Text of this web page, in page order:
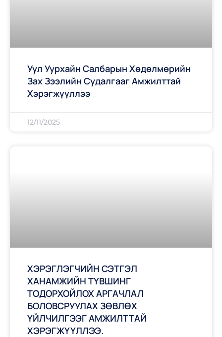
Уул Уурхайн Салбарын Хөдөлмөрийн
Зах Зээлийн Судалгааг Амжилттай
Хэрэгжүүллээ
12/11/2025
ХЭРЭГЛЭГЧИЙН СЭТГЭЛ
ХАНАМЖИЙН ТҮВШИНГ
ТОДОРХОЙЛОХ АРГАЧЛАЛ
БОЛОВСРУУЛАХ ЗӨВЛӨХ
ҮЙЛЧИЛГЭЭГ АМЖИЛТТАЙ
ХЭРЭГЖҮҮЛЛЭЭ.